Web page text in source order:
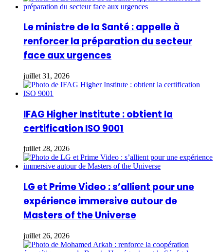
Le ministre de la Santé : appelle à
renforcer la préparation du secteur
face aux urgences
juillet 31, 2026
IFAG Higher Institute : obtient la
certification ISO 9001
juillet 28, 2026
LG et Prime Video : s’allient pour une
expérience immersive autour de
Masters of the Universe
juillet 26, 2026